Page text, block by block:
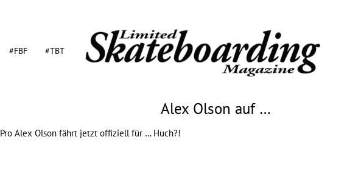
#FBF #TBT
Alex Olson auf …
Pro Alex Olson fährt jetzt offiziell für … Huch?!